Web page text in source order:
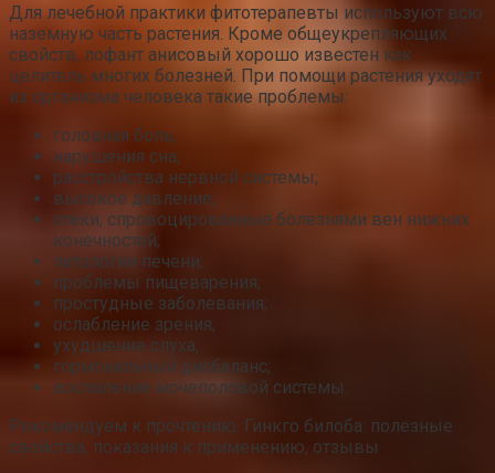
Для лечебной практики фитотерапевты используют всю
наземную часть растения. Кроме общеукрепляющих
свойств, лофант анисовый хорошо известен как
целитель многих болезней. При помощи растения уходят
из организма человека такие проблемы:
головная боль;
нарушения сна;
расстройства нервной системы;
высокое давление;
отеки, спровоцированные болезнями вен нижних
конечностей;
патологии печени;
проблемы пищеварения;
простудные заболевания;
ослабление зрения;
ухудшение слуха;
гормональный дисбаланс;
воспаление мочеполовой системы.
Рекомендуем к прочтению: Гинкго билоба: полезные
свойства, показания к применению, отзывы